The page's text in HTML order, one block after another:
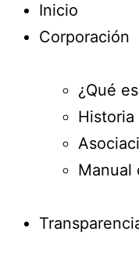
Inicio
Corporación
¿Qué
Manual